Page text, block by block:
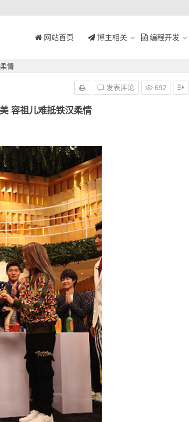
网站首页 博主相关 编程开发
情
容祖儿难抵铁汉柔情
发表评论 692